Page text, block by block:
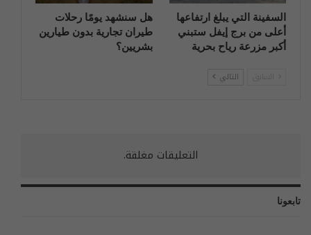
السفينة التي يبلغ ارتفاعها
أعلى من برج إيفل ستبني
أكبر مزرعة رياح بحرية
هل سنشهد يومًا رحلات
طيران تجارية بدون طيارين
بشريين؟
التالي
التعليقات مغلقة.
تابعونا